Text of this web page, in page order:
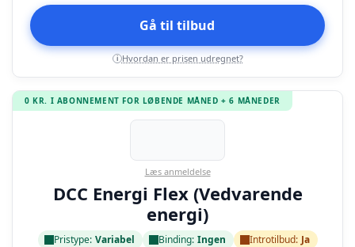
Gå til tilbud
i Hvordan er prisen udregnet?
0 KR. I ABONNEMENT FOR LØBENDE MÅNED + 6 MÅNEDER
Læs anmeldelse
DCC Energi Flex (Vedvarende
energi)
Pristype: Variabel Binding: Ingen Introtilbud: Ja